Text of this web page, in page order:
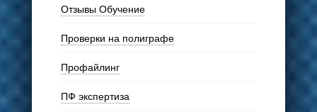
Отзывы Обучение
Проверки на полиграфе
Профайлинг
ПФ экспертиза